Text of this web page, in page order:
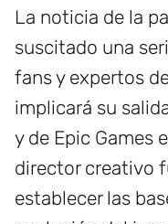
La noticia de la
suscitado una
fans y expertos
implicará su
y de Epic Games
director creativo
establecer las